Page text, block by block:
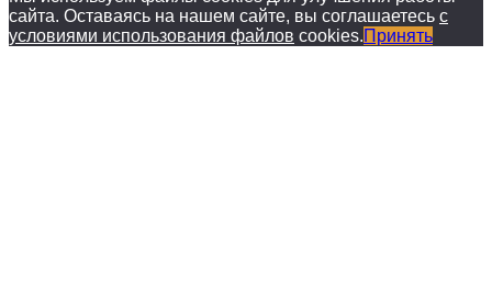
сайта. Оставаясь на нашем сайте, вы соглашаетесь с
условиями использования файлов cookies.Принять